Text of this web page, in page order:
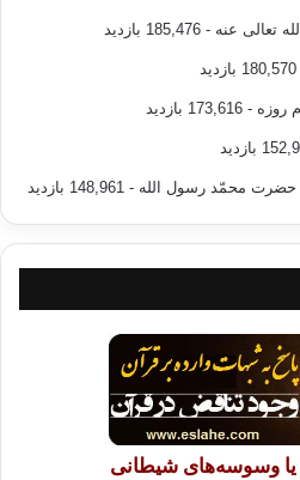
تعالی عنه - 185,476 بازدید
روزه - 173,616 بازدید
محمّد رسول الله - 148,961 بازدید
یا وسوسه‌های شیطانی